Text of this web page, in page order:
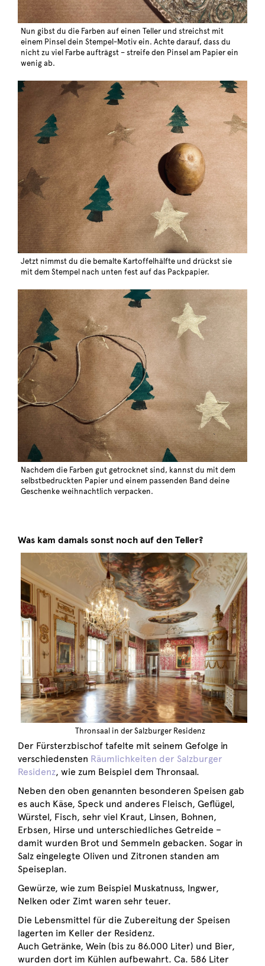
Nun gibst du die Farben auf einen Teller und streichst mit
einem Pinsel dein Stempel-Motiv ein. Achte darauf, dass du
nicht zu viel Farbe aufträgst – streife den Pinsel am Papier ein
wenig ab.
Jetzt nimmst du die bemalte Kartoffelhälfte und drückst sie
mit dem Stempel nach unten fest auf das Packpapier.
Nachdem die Farben gut getrocknet sind, kannst du mit dem
selbstbedruckten Papier und einem passenden Band deine
Geschenke weihnachtlich verpacken.
Was kam damals sonst noch auf den Teller?
Thronsaal in der Salzburger Residenz
Der Fürsterzbischof tafelte mit seinem Gefolge in
verschiedensten Räumlichkeiten der Salzburger
Residenz, wie zum Beispiel dem Thronsaal.
Neben den oben genannten besonderen Speisen gab
es auch Käse, Speck und anderes Fleisch, Geflügel,
Würstel, Fisch, sehr viel Kraut, Linsen, Bohnen,
Erbsen, Hirse und unterschiedliches Getreide –
damit wurden Brot und Semmeln gebacken. Sogar in
Salz eingelegte Oliven und Zitronen standen am
Speiseplan.
Gewürze, wie zum Beispiel Muskatnuss, Ingwer,
Nelken oder Zimt waren sehr teuer.
Die Lebensmittel für die Zubereitung der Speisen
lagerten im Keller der Residenz.
Auch Getränke, Wein (bis zu 86.000 Liter) und Bier,
wurden dort im Kühlen aufbewahrt. Ca. 586 Liter